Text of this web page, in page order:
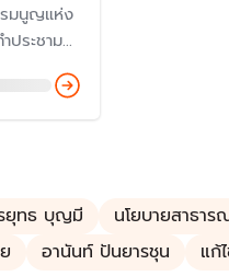
รมนูญแห่ง
ประชามติ
ยมา โดย
หลัก
ยุทธ บุญมี นโยบายสาธาร
อานันท์ ปันยารชุน แก้